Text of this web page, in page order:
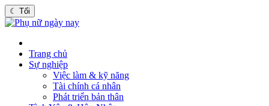
☾ Tối
Trang chủ
Sự nghiệp
Việc làm & kỹ năng
Tài chính cá nhân
Phát triển bản thân